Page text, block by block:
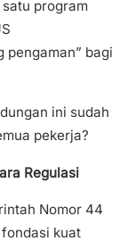
program
pengaman” bagi
ini sudah
pekerja?
Regulasi
Nomor 44
kuat